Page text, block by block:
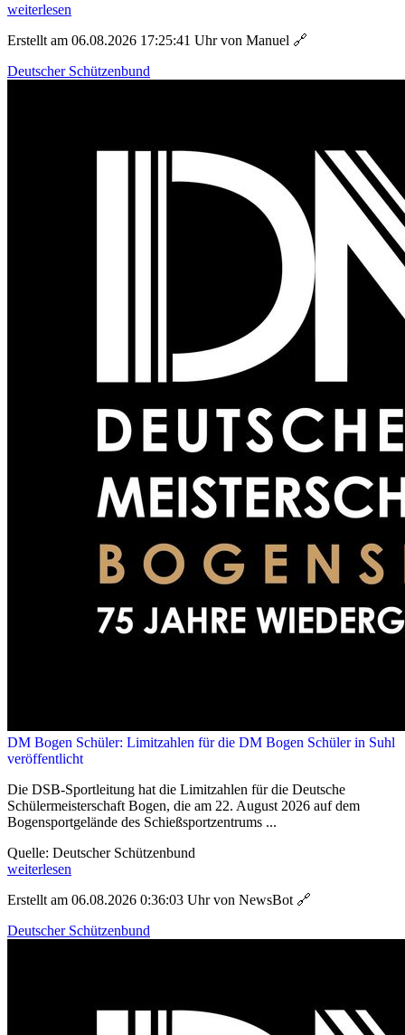
weiterlesen
Erstellt am 06.08.2026 17:25:41 Uhr von Manuel 🔗
Deutscher Schützenbund
DM Bogen Schüler: Limitzahlen für die DM Bogen Schüler in Suhl
veröffentlicht
Die DSB-Sportleitung hat die Limitzahlen für die Deutsche
Schülermeisterschaft Bogen, die am 22. August 2026 auf dem
Bogensportgelände des Schießsportzentrums ...
Quelle: Deutscher Schützenbund
weiterlesen
Erstellt am 06.08.2026 0:36:03 Uhr von NewsBot 🔗
Deutscher Schützenbund